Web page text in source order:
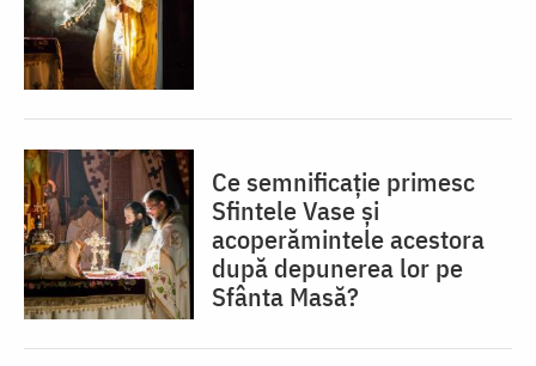
Ce semnificație primesc
Sfintele Vase și
acoperămintele acestora
după depunerea lor pe
Sfânta Masă?